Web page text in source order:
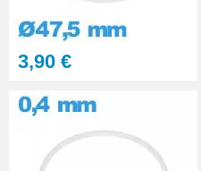
3,90 €